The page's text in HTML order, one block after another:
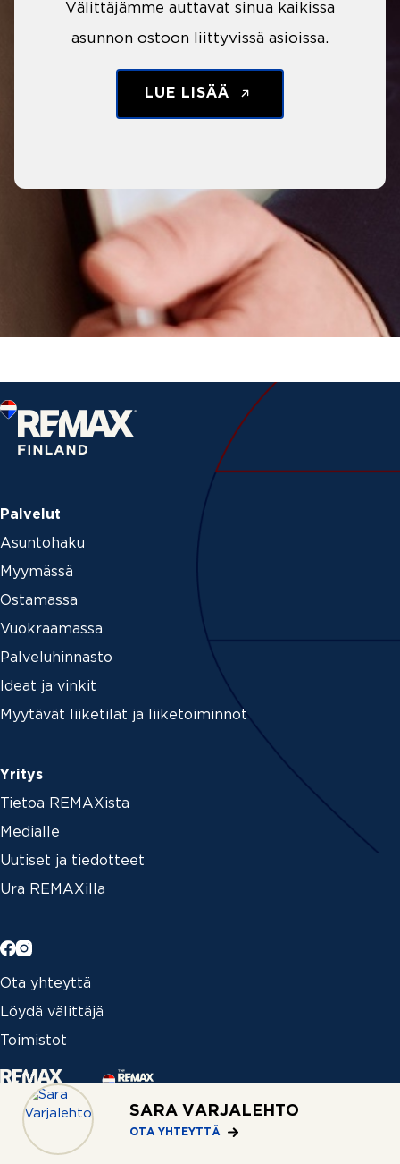
SARA VARJALEHTO
OTA YHTEYTTÄ
Välittäjämme auttavat sinua kaikissa
asunnon ostoon liittyvissä asioissa.
LUE LISÄÄ
Palvelut
Asuntohaku
Myymässä
Ostamassa
Vuokraamassa
Palveluhinnasto
Ideat ja vinkit
Myytävät liiketilat ja liiketoiminnot
Yritys
Tietoa REMAXista
Medialle
Uutiset ja tiedotteet
Ura REMAXilla
Ota yhteyttä
Löydä välittäjä
Toimistot
Kansainvälinen asuntohaku